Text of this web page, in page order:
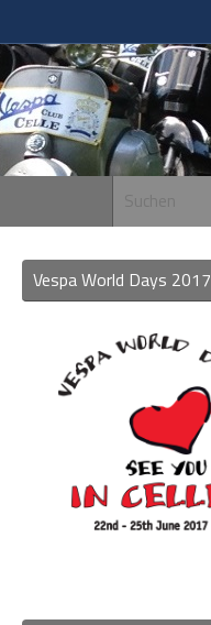
Vespa World Days 2017